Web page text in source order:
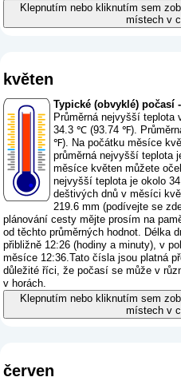
Klepnutím nebo kliknutím sem
místech v
květen
Typické (obvyklé) počasí
Průměrná nejvyšší
34.3 ℃ (93.74 ℉).
℉). Na počátku měsíce
průměrná nejvyšší teplota
měsíce květen můžete
nejvyšší teplota je okolo
deštivých dnů v měsíci
219.6 mm (podívejte se
plánování cesty mějte prosím na
od těchto průměrných hodnot. Délka
přibližně 12:26 (hodiny a minuty), v
měsíce 12:36.Tato čísla jsou platná
důležité říci, že počasí se může v
v horách.
Klepnutím nebo kliknutím sem
místech v
červen